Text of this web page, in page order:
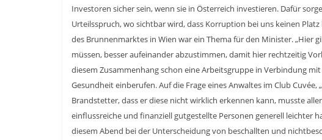
Investoren sicher sein, wenn sie in Österreich investieren. Dafür
Urteilsspruch, wo sichtbar wird, dass Korruption bei uns keinen
des Brunnenmarktes in Wien war ein Thema für den Minister. „Hier
müssen, besser aufeinander abzustimmen, damit hier rechtzeitig
diesem Zusammenhang schon eine Arbeitsgruppe in Verbindung
Gesundheit einberufen. Auf die Frage eines Anwaltes im Club
Brandstetter, dass er diese nicht wirklich erkennen kann, musste
einflussreiche und finanziell gutgestellte Personen generell leichter
diesem Abend bei der Unterscheidung von beschallten und